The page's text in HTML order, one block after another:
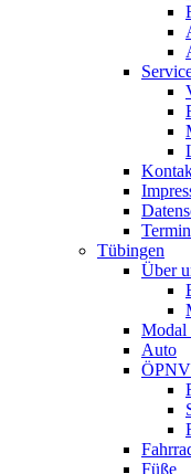
Tübingen
Über
Modal
Auto
ÖPNV
Füße